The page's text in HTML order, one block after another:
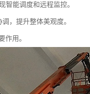
智能调度和远程监控。
，提升整体美观度。
作用。